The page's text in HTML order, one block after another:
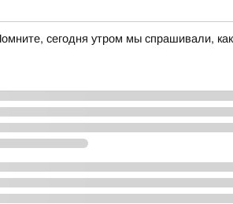
сегодня утром мы спрашивали,